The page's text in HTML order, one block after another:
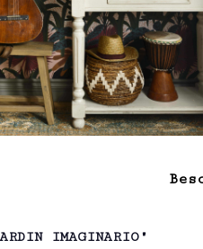
IMAGINARIO"